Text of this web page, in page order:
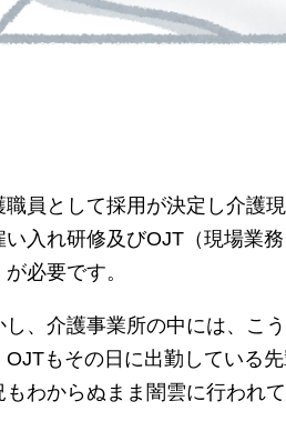
職員として採用が決定し介護
い入れ研修及びOJT（現場業
必要です。
し、介護事業所の中には、こ
OJTもその日に出勤している
もわからぬまま闇雲に行われ